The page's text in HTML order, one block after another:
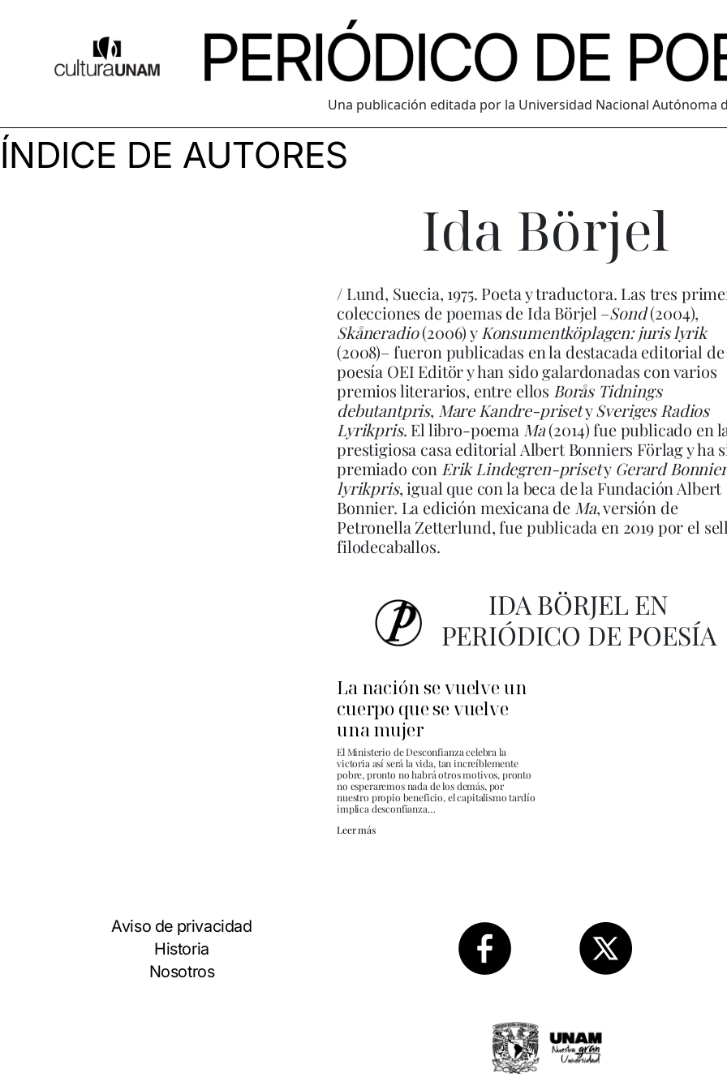
Una publicación editada por la Universidad Nacional Autónoma
ÍNDICE DE AUTORES
Ida Börjel
/ Lund, Suecia, 1975. Poeta y traductora. Las tres
colecciones de poemas de Ida Börjel –Sond(2004),
Skåneradio(2006) y Konsumentköplagen: juris lyrik
(2008)– fueron publicadas en la destacada editorial de
poesía OEI Editör y han sido galardonadas con varios
premios literarios, entre ellos Borås Tidnings
debutantpris, Mare Kandre-prisetySveriges Radios
Lyrikpris. El libro-poema Ma(2014) fue publicado en
prestigiosa casa editorial Albert Bonniers Förlag y ha
premiado con Erik Lindegren-prisety Gerard
lyrikpris, igual que con la beca de la Fundación Albert
Bonnier. La edición mexicana de Ma, versión de
Petronella Zetterlund, fue publicada en 2019 por el
filodecaballos.
IDA BÖRJEL EN
PERIÓDICO DE POESÍA
La nación se vuelve un
cuerpo que se vuelve
una mujer
El Ministerio de Desconfianza celebra la
victoria así será la vida, tan increíblemente
pobre, pronto no habrá otros motivos, pronto
no esperaremos nada de los demás, por
nuestro propio beneficio, el capitalismo tardío
implica desconfianza…
Leer más
Aviso de privacidad
Historia
Nosotros